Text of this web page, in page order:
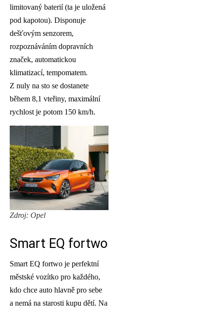
limitovaný baterií (ta je uložená
pod kapotou). Disponuje
dešťovým senzorem,
rozpoznáváním dopravních
značek, automatickou
klimatizací, tempomatem.
Z nuly na sto se dostanete
během 8,1 vteřiny, maximální
rychlost je potom 150 km/h.
Zdroj: Opel
Smart EQ fortwo
Smart EQ fortwo je perfektní
městské vozítko pro každého,
kdo chce auto hlavně pro sebe
a nemá na starosti kupu dětí. Na